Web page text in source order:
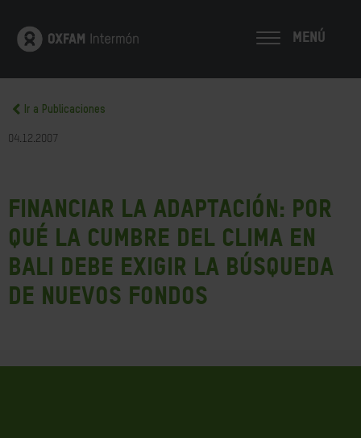
MENÚ
Ir a Publicaciones
04.12.2007
Financiar la Adaptación: Por
qué la Cumbre del Clima en
Bali debe exigir la búsqueda
de nuevos fondos